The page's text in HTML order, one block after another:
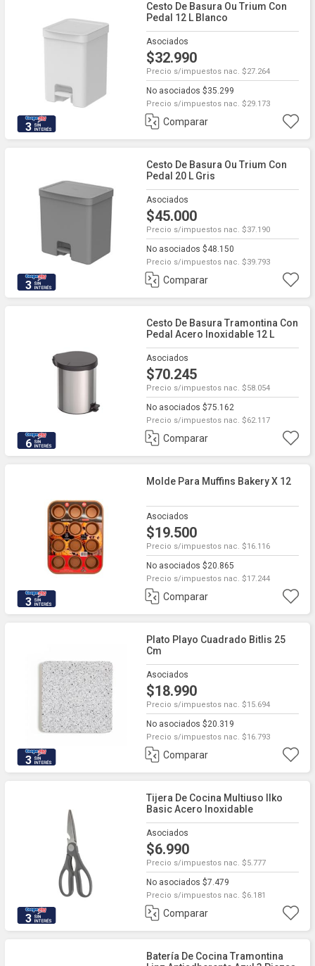
3
Cesto De Basura Ou Trium Con
Pedal 12 L Blanco
Asociados
$32.990
Precio s/impuestos nac. $27.264
No asociados $35.299
Precio s/impuestos nac. $29.173
Comparar
3
Cesto De Basura Ou Trium Con
Pedal 20 L Gris
Asociados
$45.000
Precio s/impuestos nac. $37.190
No asociados $48.150
Precio s/impuestos nac. $39.793
Comparar
6
Cesto De Basura Tramontina Con
Pedal Acero Inoxidable 12 L
Asociados
$70.245
Precio s/impuestos nac. $58.054
No asociados $75.162
Precio s/impuestos nac. $62.117
Comparar
3
Molde Para Muffins Bakery X 12
Asociados
$19.500
Precio s/impuestos nac. $16.116
No asociados $20.865
Precio s/impuestos nac. $17.244
Comparar
3
Plato Playo Cuadrado Bitlis 25
Cm
Asociados
$18.990
Precio s/impuestos nac. $15.694
No asociados $20.319
Precio s/impuestos nac. $16.793
Comparar
3
Tijera De Cocina Multiuso Ilko
Basic Acero Inoxidable
Asociados
$6.990
Precio s/impuestos nac. $5.777
No asociados $7.479
Precio s/impuestos nac. $6.181
Comparar
Batería De Cocina Tramontina